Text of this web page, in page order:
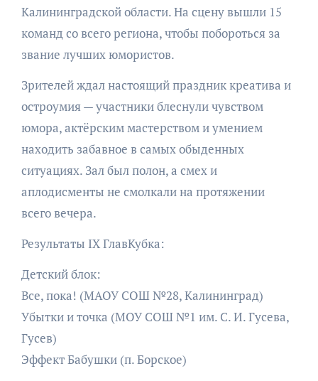
Калининградской области. На сцену вышли 15
команд со всего региона, чтобы побороться за
звание лучших юмористов.
Зрителей ждал настоящий праздник креатива и
остроумия — участники блеснули чувством
юмора, актёрским мастерством и умением
находить забавное в самых обыденных
ситуациях. Зал был полон, а смех и
аплодисменты не смолкали на протяжении
всего вечера.
Результаты IX ГлавКубка:
Детский блок:
Все, пока! (МАОУ СОШ №28, Калининград)
Убытки и точка (МОУ СОШ №1 им. С. И. Гусева,
Гусев)
Эффект Бабушки (п. Борское)